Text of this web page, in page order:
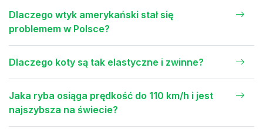
Dlaczego wtyk amerykański stał się
problemem w Polsce?
Dlaczego koty są tak elastyczne i zwinne?
Jaka ryba osiąga prędkość do 110 km/h i jest
najszybsza na świecie?